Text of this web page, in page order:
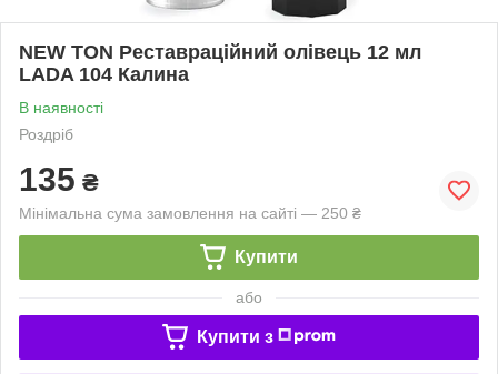
NEW TON Реставраційний олівець 12 мл
LADA 104 Калина
В наявності
Роздріб
135 ₴
Мінімальна сума замовлення на сайті — 250 ₴
Купити
або
Купити з